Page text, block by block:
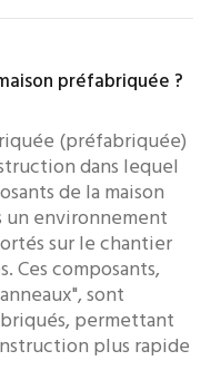
préfabriquée ?
(préfabriquée)
dans lequel
de la maison
un environnement
sur le chantier
Ces composants,
sont
permettant
plus rapide